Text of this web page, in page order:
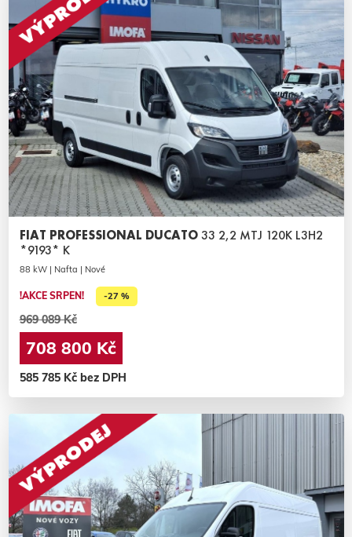
FIAT PROFESSIONAL DUCATO33 2,2 MTJ 120K L3H2
*9193* K
88 kW | Nafta | Nové
!AKCE SRPEN! -27 %
969 089 Kč
708 800 Kč
585 785 Kč bez DPH